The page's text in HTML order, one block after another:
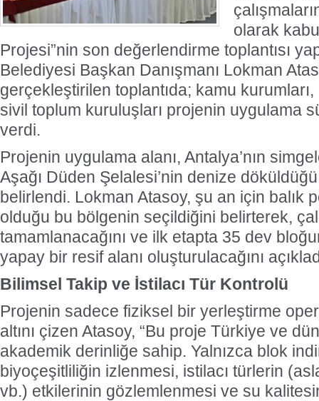
olarak
Projesi”nin son değerlendirme toplantısı
Belediyesi Başkan Danışmanı Lokman
gerçekleştirilen toplantıda; kamu
sivil toplum kuruluşları projenin uygulama
verdi.
Projenin uygulama alanı, Antalya’nın
Aşağı Düden Şelalesi’nin denize
belirlendi. Lokman Atasoy, şu an için balık
olduğu bu bölgenin seçildiğini belirterek,
tamamlanacağını ve ilk etapta 35 dev
yapay bir resif alanı oluşturulacağını
Bilimsel Takip ve İstilacı Tür Kontrolü
Projenin sadece fiziksel bir yerleştirme
altını çizen Atasoy, “Bu proje Türkiye ve
akademik derinliğe sahip. Yalnızca blok
biyoçeşitliliğin izlenmesi, istilacı türlerin
vb.) etkilerinin gözlemlenmesi ve su